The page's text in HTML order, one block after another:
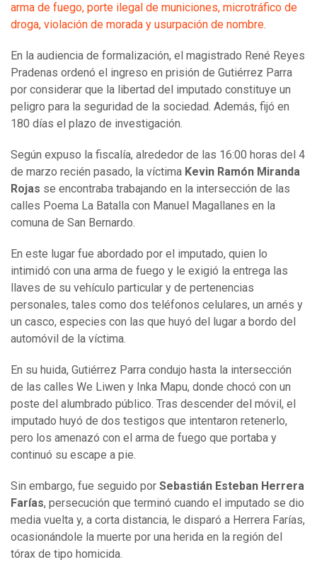
arma de fuego, porte ilegal de municiones, microtráfico de
droga, violación de morada y usurpación de nombre.
En la audiencia de formalización, el magistrado René Reyes
Pradenas ordenó el ingreso en prisión de Gutiérrez Parra
por considerar que la libertad del imputado constituye un
peligro para la seguridad de la sociedad. Además, fijó en
180 días el plazo de investigación.
Según expuso la fiscalía, alrededor de las 16:00 horas del 4
de marzo recién pasado, la víctima Kevin Ramón Miranda
Rojas se encontraba trabajando en la intersección de las
calles Poema La Batalla con Manuel Magallanes en la
comuna de San Bernardo.
En este lugar fue abordado por el imputado, quien lo
intimidó con una arma de fuego y le exigió la entrega las
llaves de su vehículo particular y de pertenencias
personales, tales como dos teléfonos celulares, un arnés y
un casco, especies con las que huyó del lugar a bordo del
automóvil de la víctima.
En su huida, Gutiérrez Parra condujo hasta la intersección
de las calles We Liwen y Inka Mapu, donde chocó con un
poste del alumbrado público. Tras descender del móvil, el
imputado huyó de dos testigos que intentaron retenerlo,
pero los amenazó con el arma de fuego que portaba y
continuó su escape a pie.
Sin embargo, fue seguido por Sebastián Esteban Herrera
Farías, persecución que terminó cuando el imputado se dio
media vuelta y, a corta distancia, le disparó a Herrera Farías,
ocasionándole la muerte por una herida en la región del
tórax de tipo homicida.